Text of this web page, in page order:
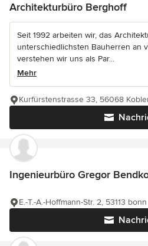
Architekturbüro Berghoff
Seit 1992 arbeiten wir, das
unterschiedlichsten Bauherren an
verstehen wir uns als Par...
Mehr
Kurfürstenstrasse 33, 56068
Ingenieurbüro Gregor
E.-T.-A.-Hoffmann-Str. 2, 53113 bonn